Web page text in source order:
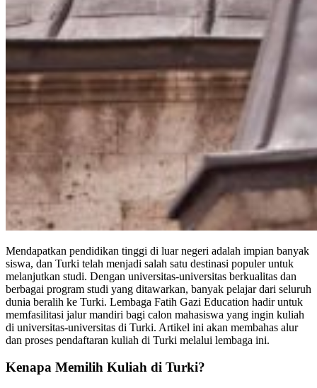
Mendapatkan pendidikan tinggi di luar negeri adalah impian banyak
siswa, dan Turki telah menjadi salah satu destinasi populer untuk
melanjutkan studi. Dengan universitas-universitas berkualitas dan
berbagai program studi yang ditawarkan, banyak pelajar dari seluruh
dunia beralih ke Turki. Lembaga Fatih Gazi Education hadir untuk
memfasilitasi jalur mandiri bagi calon mahasiswa yang ingin kuliah
di universitas-universitas di Turki. Artikel ini akan membahas alur
dan proses pendaftaran kuliah di Turki melalui lembaga ini.
Kenapa Memilih Kuliah di Turki?